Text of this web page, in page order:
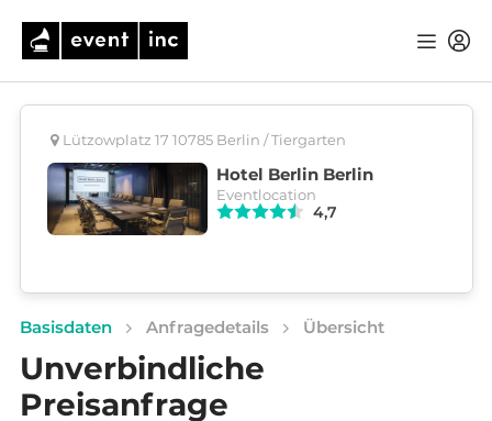
Lützowplatz 17 10785 Berlin / Tiergarten
Hotel Berlin Berlin
Eventlocation
4,7
Basisdaten Anfragedetails Übersicht
Unverbindliche
Preisanfrage